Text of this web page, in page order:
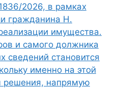
2026, в рамках
гражданина Н.
имущества.
и самого должника
сведений становится
именно на этой
решения, напрямую